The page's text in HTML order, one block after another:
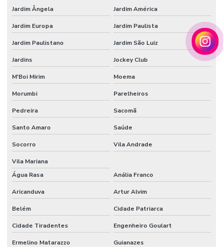
Veludo automotivo
Veludo sintético
Vendedor de papel de seda atacado
Jardim Ângela Jardim América
Jardim Europa Jardim Paulista
Jardim Paulistano Jardim São Luiz
Jardins Jockey Club
M'Boi Mirim Moema
Morumbi Parelheiros
Pedreira Sacomã
Santo Amaro Saúde
Socorro Vila Andrade
Vila Mariana
Água Rasa
Anália Franco
Aricanduva Artur Alvim
Belém Cidade Patriarca
Cidade Tiradentes Engenheiro Goulart
Ermelino Matarazzo Guianazes